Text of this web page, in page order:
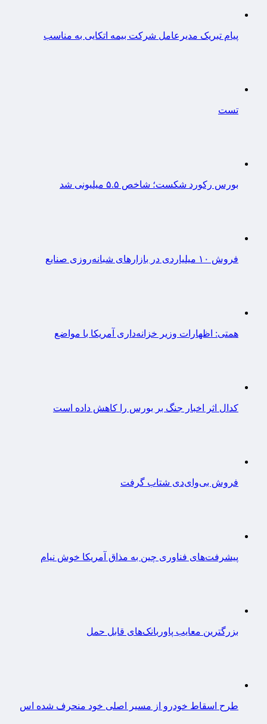
پیام تبریک مدیرعامل شرکت بیمه اتکایی به مناسب
تست
بورس رکورد شکست؛ شاخص ۵.۵ میلیونی شد
فروش ۱۰ میلیاردی در بازارهای شبانه‌روزی صنایع
همتی: اظهارات وزیر خزانه‌داری آمریکا با مواضع
کدال اثر اخبار جنگ بر بورس را کاهش داده است
فروش بی‌وای‌دی شتاب گرفت
پیشرفت‌های فناوری چین به مذاق آمریکا خوش نیام
بزرگترین معایب پاوربانک‌های قابل حمل
طرح اسقاط خودرو از مسیر اصلی خود منحرف شده اس